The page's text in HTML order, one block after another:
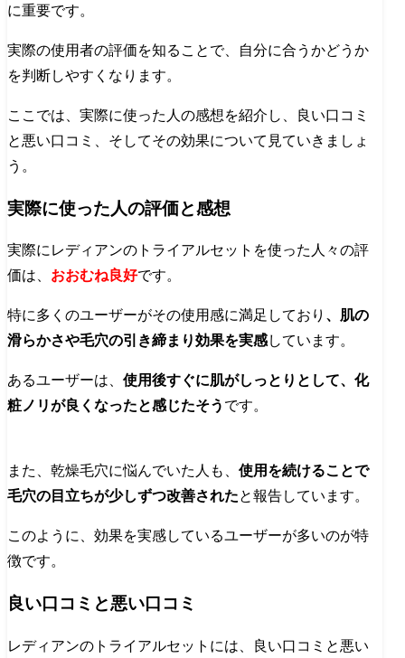
に重要です。
実際の使用者の評価を知ることで、自分に合うかどうか
を判断しやすくなります。
ここでは、実際に使った人の感想を紹介し、良い口コミ
と悪い口コミ、そしてその効果について見ていきましょ
う。
実際に使った人の評価と感想
実際にレディアンのトライアルセットを使った人々の評
価は、 おおむね良好です。
特に多くのユーザーがその使用感に満足しており 、肌の
滑らかさや毛穴の引き締まり効果を実感しています。
あるユーザーは、 使用後すぐに肌がしっとりとして、化
粧ノリが良くなったと感じたそう です。
また、乾燥毛穴に悩んでいた人も、 使用を続けることで
毛穴の目立ちが少しずつ改善されたと報告しています。
このように、効果を実感しているユーザーが多いのが特
徴です。
良い口コミと悪い口コミ
レディアンのトライアルセットには、良い口コミと悪い